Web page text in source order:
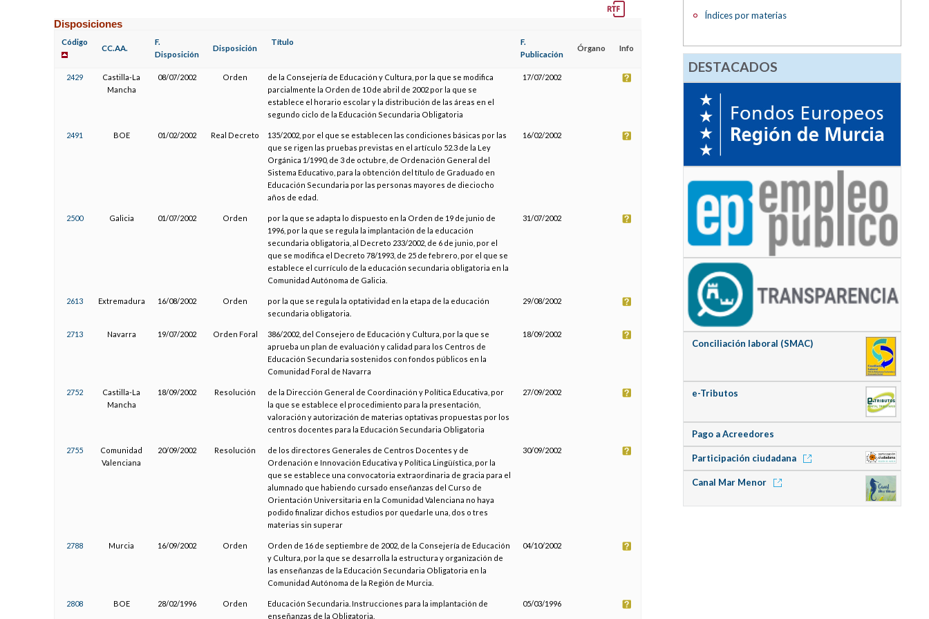
Disposiciones
Código
CC.AA.
F.
Disposición
Disposición
Título
F.
Publicación
Órgano Info
2429
Castilla-La
Mancha
08/07/2002 Orden
de la Consejería de Educación y Cultura, por la que se modifica
parcialmente la Orden de 10 de abril de 2002 por la que se
establece el horario escolar y la distribución de las áreas en el
segundo ciclo de la Educación Secundaria Obligatoria
17/07/2002
2491 BOE 01/02/2002 Real Decreto
135/2002, por el que se establecen las condiciones básicas por las
que se rigen las pruebas previstas en el artículo 52.3 de la Ley
Orgánica 1/1990, de 3 de octubre, de Ordenación General del
Sistema Educativo, para la obtención del título de Graduado en
Educación Secundaria por las personas mayores de dieciocho
años de edad.
16/02/2002
2500 Galicia 01/07/2002 Orden
por la que se adapta lo dispuesto en la Orden de 19 de junio de
1996, por la que se regula la implantación de la educación
secundaria obligatoria, al Decreto 233/2002, de 6 de junio, por el
que se modifica el Decreto 78/1993, de 25 de febrero, por el que se
establece el currículo de la educación secundaria obligatoria en la
Comunidad Autónoma de Galicia.
31/07/2002
2613 Extremadura 16/08/2002 Orden
por la que se regula la optatividad en la etapa de la educación
secundaria obligatoria.
29/08/2002
2713 Navarra 19/07/2002 Orden Foral
386/2002, del Consejero de Educación y Cultura, por la que se
aprueba un plan de evaluación y calidad para los Centros de
Educación Secundaria sostenidos con fondos públicos en la
Comunidad Foral de Navarra
18/09/2002
2752
Castilla-La
Mancha
18/09/2002 Resolución
de la Dirección General de Coordinación y Política Educativa, por
la que se establece el procedimiento para la presentación,
valoración y autorización de materias optativas propuestas por los
centros docentes para la Educación Secundaria Obligatoria
27/09/2002
2755
Comunidad
Valenciana
20/09/2002 Resolución
de los directores Generales de Centros Docentes y de
Ordenación e Innovación Educativa y Política Lingüística, por la
que se establece una convocatoria extraordinaria de gracia para el
alumnado que habiendo cursado enseñanzas del Curso de
Orientación Universitaria en la Comunidad Valenciana no haya
podido finalizar dichos estudios por quedarle una, dos o tres
materias sin superar
30/09/2002
2788 Murcia 16/09/2002 Orden
Orden de 16 de septiembre de 2002, de la Consejería de Educación
y Cultura, por la que se desarrolla la estructura y organización de
las enseñanzas de la Educación Secundaria Obligatoria en la
Comunidad Autónoma de la Región de Murcia.
04/10/2002
2808 BOE 28/02/1996 Orden
Educación Secundaria. Instrucciones para la implantación de
enseñanzas de la Obligatoria.
05/03/1996
Índices por materias
DESTACADOS
Conciliación laboral (SMAC)
e-Tributos
Pago a Acreedores
Participación ciudadana
Canal Mar Menor